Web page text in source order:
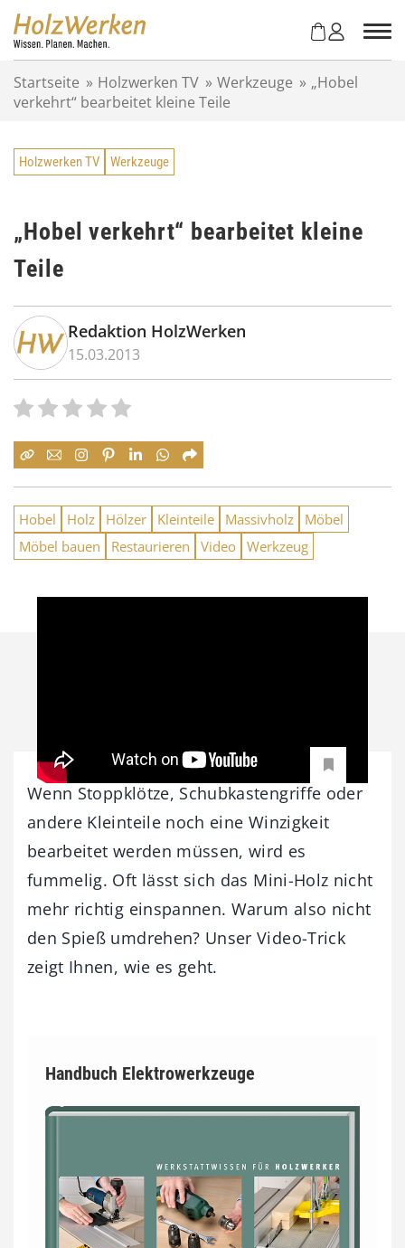
Startseite » Holzwerken TV » Werkzeuge » „Hobel
verkehrt“ bearbeitet kleine Teile
Holzwerken TV Werkzeuge
„Hobel verkehrt“ bearbeitet kleine
Teile
Redaktion HolzWerken
15.03.2013
Hobel Holz Hölzer Kleinteile Massivholz
Möbel
Möbel bauen
Restaurieren Video Werkzeug
Wenn Stoppklötze, Schubkastengriffe oder
andere Kleinteile noch eine Winzigkeit
bearbeitet werden müssen, wird es
fummelig. Oft lässt sich das Mini-Holz nicht
mehr richtig einspannen. Warum also nicht
den Spieß umdrehen? Unser Video-Trick
zeigt Ihnen, wie es geht.
Handbuch Elektrowerkzeuge